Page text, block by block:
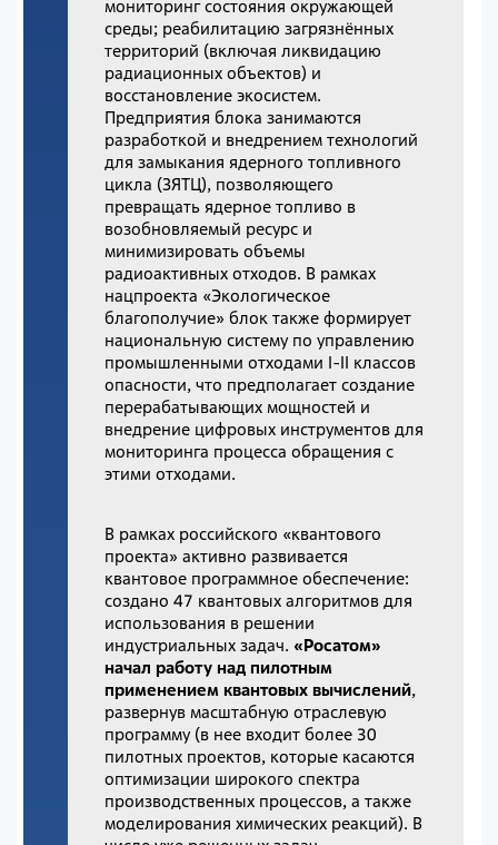
мониторинг состояния окружающей
среды; реабилитацию загрязнённых
территорий (включая ликвидацию
радиационных объектов) и
восстановление экосистем.
Предприятия блока занимаются
разработкой и внедрением технологий
для замыкания ядерного топливного
цикла (ЗЯТЦ), позволяющего
превращать ядерное топливо в
возобновляемый ресурс и
минимизировать объемы
радиоактивных отходов. В рамках
нацпроекта «Экологическое
благополучие» блок также формирует
национальную систему по управлению
промышленными отходами I-II классов
опасности, что предполагает создание
перерабатывающих мощностей и
внедрение цифровых инструментов для
мониторинга процесса обращения с
этими отходами.
В рамках российского «квантового
проекта» активно развивается
квантовое программное обеспечение:
создано 47 квантовых алгоритмов для
использования в решении
индустриальных задач. «Росатом»
начал работу над пилотным
применением квантовых вычислений,
развернув масштабную отраслевую
программу (в нее входит более 30
пилотных проектов, которые касаются
оптимизации широкого спектра
производственных процессов, а также
моделирования химических реакций). В